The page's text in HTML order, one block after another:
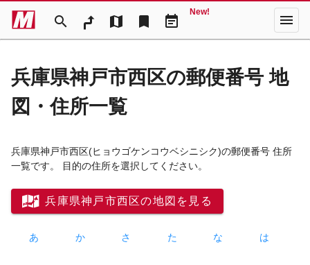
search map bookmark event_note
New! menu
兵庫県神戸市西区の郵便番号 地
図・住所一覧
兵庫県神戸市西区(ヒョウゴケンコウベシニシク)の郵便番号 住所
一覧です。 目的の住所を選択してください。
兵庫県神戸市西区の地図を見る
あ か さ た な は